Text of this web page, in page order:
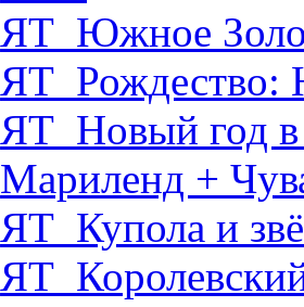
ЯТ_Южное
ЯТ_Рождество:
ЯТ_Новый год в
Мариленд +
ЯТ_Купола и